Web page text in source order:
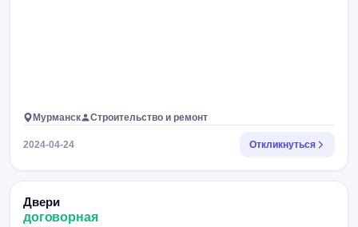
Мурманск Строительство и ремонт
2024-04-24 Откликнуться
Двери
договорная